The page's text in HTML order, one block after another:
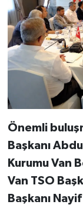
Önemli
Başkanı
Kurumu Van
Van TSO
Başkanı